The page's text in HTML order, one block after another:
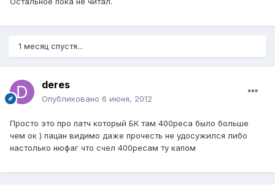
1 месяц спустя...
deres
Опубликовано 6 июня, 2012
Просто это про патч который БК там 400реса было больше
чем ок ) пацан видимо даже прочесть не удосужился либо
настолько нюфаг что счел 400ресам ту капом